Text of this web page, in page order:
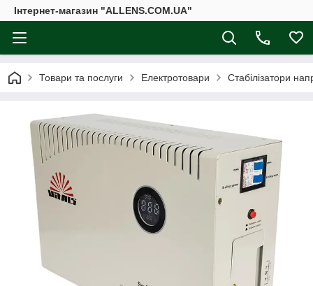
Інтернет-магазин "ALLENS.COM.UA"
Товари та послуги Електротовари Стабілізатори